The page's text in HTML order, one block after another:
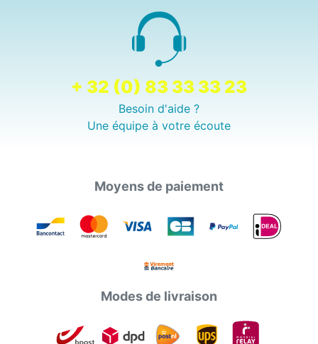
+ 32 (0) 83 33 33 23
Besoin d'aide ?
Une équipe à votre écoute
Moyens de paiement
Modes de livraison